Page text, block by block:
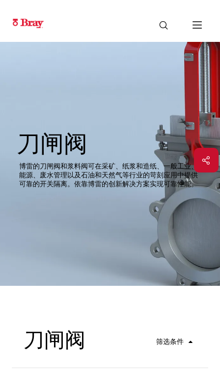
刀闸阀
博雷的刀闸阀和浆料阀可在采矿、纸浆和造纸、一般工业、
能源、废水管理以及石油和天然气等行业的苛刻应用中提供
可靠的开关隔离。依靠博雷的创新解决方案实现可靠性能。
刀闸阀 筛选条件